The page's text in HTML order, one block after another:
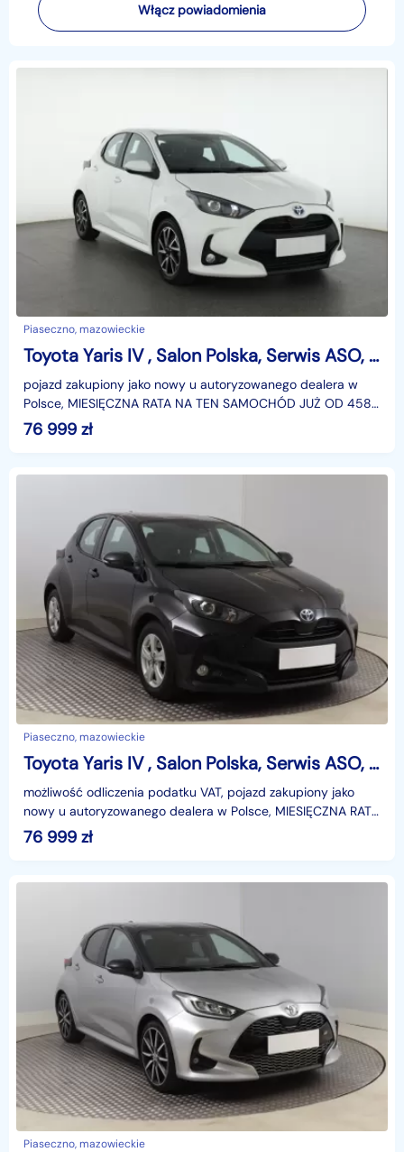
Włącz powiadomienia
Piaseczno, mazowieckie
Toyota Yaris IV , Salon Polska, Serwis ASO, Automat, Klimatronic, Tempomat,
pojazd zakupiony jako nowy u autoryzowanego dealera w
Polsce, MIESIĘCZNA RATA NA TEN SAMOCHÓD JUŻ OD 458
PLN*Podana w ogłoszeniu lokalizacja pojazdu jest aktua
76 999 zł
Piaseczno, mazowieckie
Toyota Yaris IV , Salon Polska, Serwis ASO, Automat, VAT 23%, Klimatronic,
możliwość odliczenia podatku VAT, pojazd zakupiony jako
nowy u autoryzowanego dealera w Polsce, MIESIĘCZNA RATA
NA TEN SAMOCHÓD JUŻ OD 458 PLN*Podana w ogłosze
76 999 zł
Piaseczno, mazowieckie